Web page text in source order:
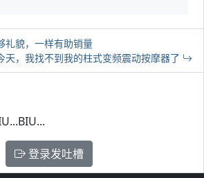
礼貌，一样有助销量
天，我找不到我的柱式变频震动按摩器了
登录发吐槽